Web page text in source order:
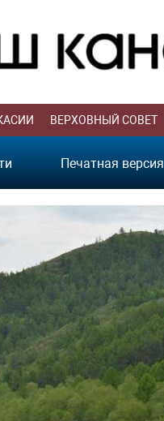
ВЕРХОВНЫЙ СОВЕТ
Печатная версия